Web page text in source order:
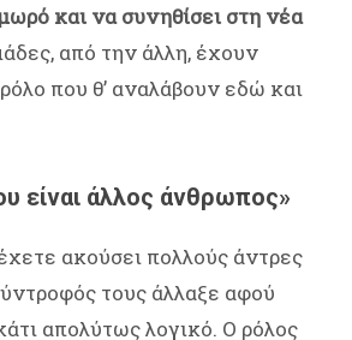
και να συνηθίσει στη νέα
από την άλλη, έχουν
που θ’ αναλάβουν εδώ και
είναι άλλος άνθρωπος»
ακούσει πολλούς άντρες
τους άλλαξε αφού
απολύτως λογικό. Ο ρόλος